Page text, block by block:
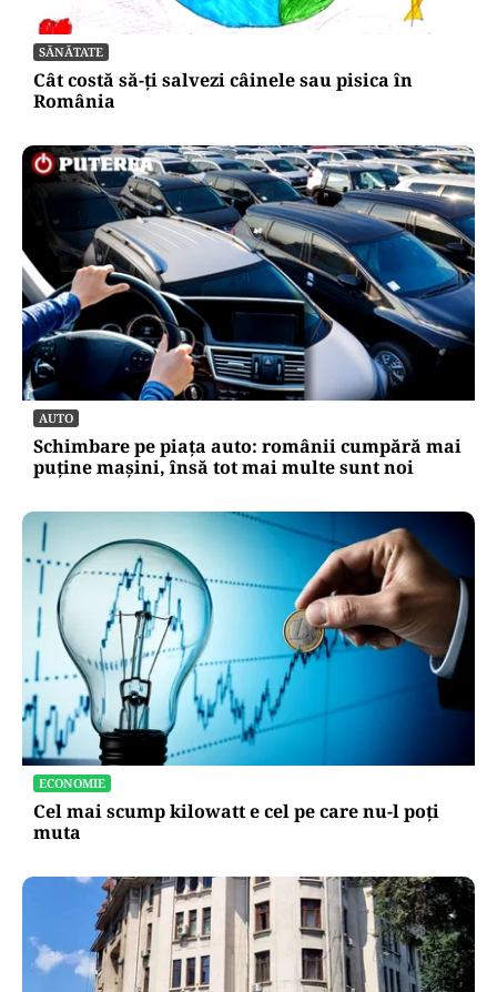
SĂNĂTATE
Cât costă să-ți salvezi câinele sau pisica în
România
AUTO
Schimbare pe piața auto: românii cumpără mai
puține mașini, însă tot mai multe sunt noi
ECONOMIE
Cel mai scump kilowatt e cel pe care nu-l poți
muta